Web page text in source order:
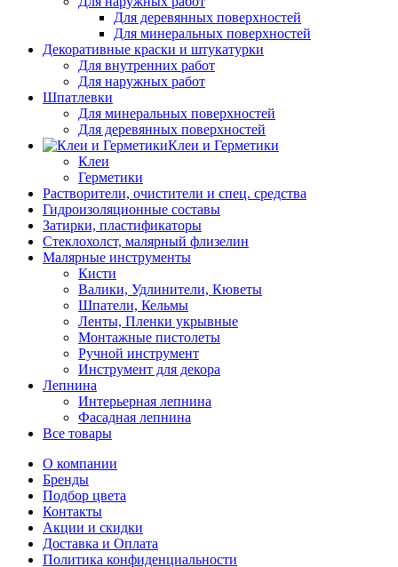
Для деревянных поверхностей
Для минеральных поверхностей
Декоративные краски и штукатурки
Для внутренних работ
Для наружных работ
Шпатлевки
Для минеральных поверхностей
Для деревянных поверхностей
Клеи и Герметики
Клеи
Герметики
Растворители, очистители и спец. средства
Гидроизоляционные составы
Затирки, пластификаторы
Стеклохолст, малярный флизелин
Малярные инструменты
Кисти
Валики, Удлинители, Кюветы
Шпатели, Кельмы
Ленты, Пленки укрывные
Монтажные пистолеты
Ручной инструмент
Инструмент для декора
Лепнина
Интерьерная лепнина
Фасадная лепнина
Все товары
О компании
Бренды
Подбор цвета
Контакты
Акции и скидки
Доставка и Оплата
Политика конфиденциальности